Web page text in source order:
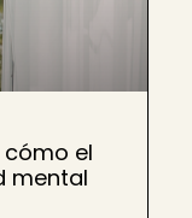
el
mental